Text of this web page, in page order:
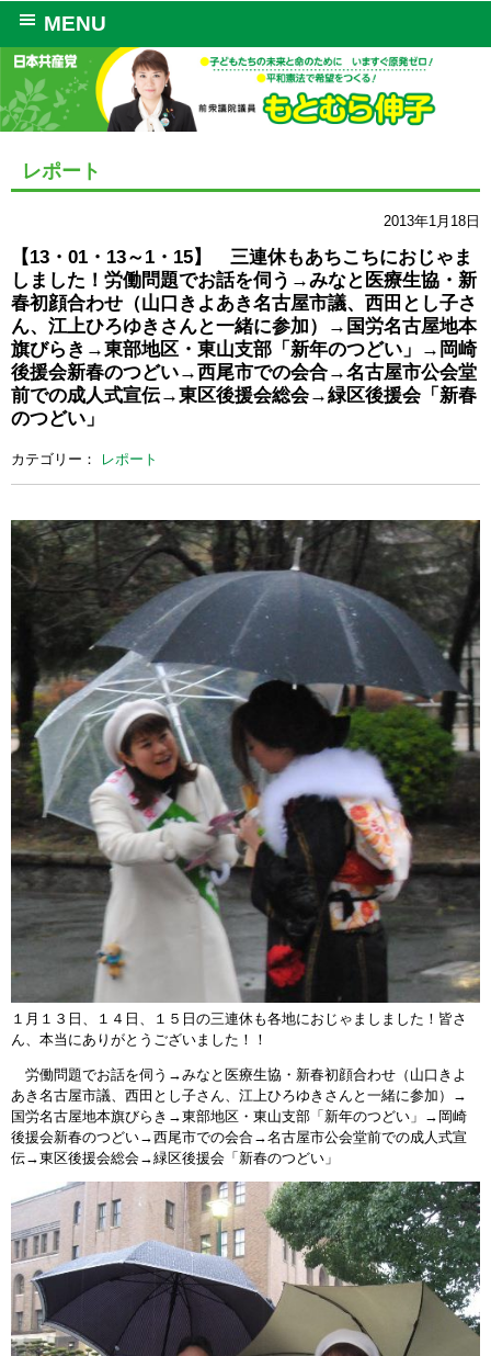
MENU
レポート
2013年1月18日
【13・01・13～1・15】 三連休もあちこちにおじゃま
しました！労働問題でお話を伺う→みなと医療生協・新
春初顔合わせ（山口きよあき名古屋市議、西田とし子さ
ん、江上ひろゆきさんと一緒に参加）→国労名古屋地本
旗びらき→東部地区・東山支部「新年のつどい」→岡崎
後援会新春のつどい→西尾市での会合→名古屋市公会堂
前での成人式宣伝→東区後援会総会→緑区後援会「新春
のつどい」
カテゴリー： レポート
１月１３日、１４日、１５日の三連休も各地におじゃましました！皆さ
ん、本当にありがとうございました！！
労働問題でお話を伺う→みなと医療生協・新春初顔合わせ（山口きよ
あき名古屋市議、西田とし子さん、江上ひろゆきさんと一緒に参加）→
国労名古屋地本旗びらき→東部地区・東山支部「新年のつどい」→岡崎
後援会新春のつどい→西尾市での会合→名古屋市公会堂前での成人式宣
伝→東区後援会総会→緑区後援会「新春のつどい」